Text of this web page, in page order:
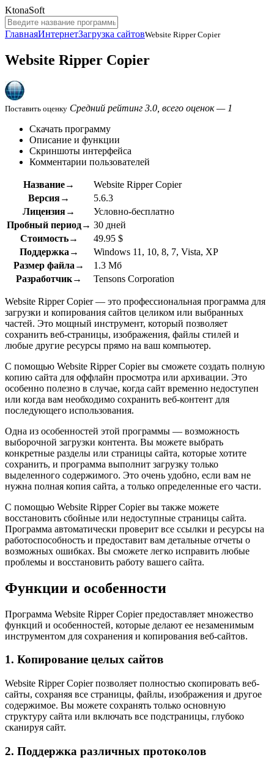
KtonaSoft
ГлавнаяИнтернетЗагрузка сайтовWebsite Ripper Copier
Website Ripper Copier
Поставить оценку Средний рейтинг 3.0, всего оценок — 1
Скачать программу
Описание и функции
Скриншоты интерфейса
Комментарии пользователей
Название→
Website Ripper Copier
Версия→
5.6.3
Лицензия→
Условно-бесплатно
Пробный период→ 30 дней
Стоимость→
49.95 $
Поддержка→
Windows 11, 10, 8, 7, Vista, XP
Размер файла→
1.3 Мб
Разработчик→
Tensons Corporation
Website Ripper Copier — это профессиональная программа для
загрузки и копирования сайтов целиком или выбранных
частей. Это мощный инструмент, который позволяет
сохранить веб-страницы, изображения, файлы стилей и
любые другие ресурсы прямо на ваш компьютер.
С помощью Website Ripper Copier вы сможете создать полную
копию сайта для оффлайн просмотра или архивации. Это
особенно полезно в случае, когда сайт временно недоступен
или когда вам необходимо сохранить веб-контент для
последующего использования.
Одна из особенностей этой программы — возможность
выборочной загрузки контента. Вы можете выбрать
конкретные разделы или страницы сайта, которые хотите
сохранить, и программа выполнит загрузку только
выделенного содержимого. Это очень удобно, если вам не
нужна полная копия сайта, а только определенные его части.
С помощью Website Ripper Copier вы также можете
восстановить сбойные или недоступные страницы сайта.
Программа автоматически проверит все ссылки и ресурсы на
работоспособность и предоставит вам детальные отчеты о
возможных ошибках. Вы сможете легко исправить любые
проблемы и восстановить работу вашего сайта.
Функции и особенности
Программа Website Ripper Copier предоставляет множество
функций и особенностей, которые делают ее незаменимым
инструментом для сохранения и копирования веб-сайтов.
1. Копирование целых сайтов
Website Ripper Copier позволяет полностью скопировать веб-
сайты, сохраняя все страницы, файлы, изображения и другое
содержимое. Вы можете сохранять только основную
структуру сайта или включать все подстраницы, глубоко
сканируя сайт.
2. Поддержка различных протоколов